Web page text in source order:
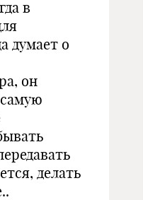
в
думает о
он
делать